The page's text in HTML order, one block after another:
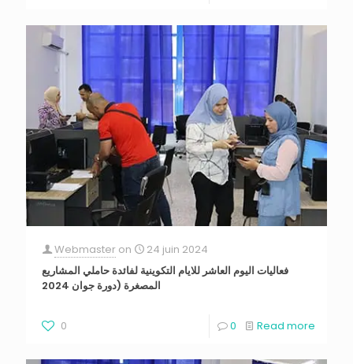
Webmaster on
24 juin 2024
فعاليات اليوم العاشر للايام التكوينية لفائدة حاملي المشاريع
المصغرة (دورة جوان 2024
0 0 Read more